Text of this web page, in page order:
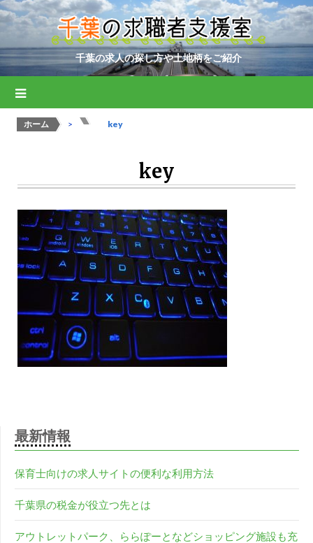
千葉の求人の探し方や土地柄をご紹介
ホーム > > key
key
最新情報
保育士向けの求人サイトの便利な利用方法
千葉県の税金が役立つ先とは
アウトレットパーク、ららぽーとなどショッピング施設も充